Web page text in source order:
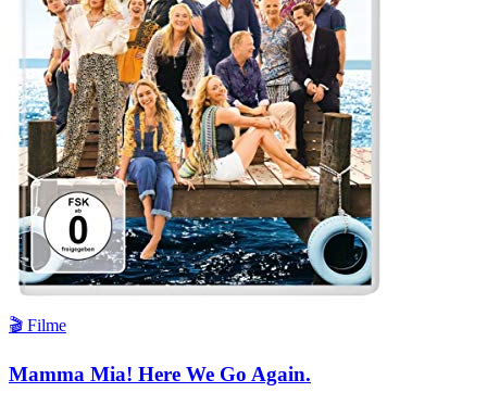
🎬 Filme
Mamma Mia! Here We Go Again.